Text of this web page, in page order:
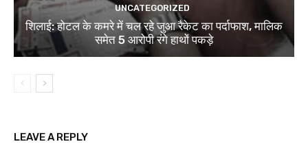
UNCATEGORIZED
शिलाई: होटल के कमरे में चल रहे जुआ रैकेट का पर्दाफाश, मालिक
समेत 5 आरोपी रंगे हाथों पकड़े
LEAVE A REPLY